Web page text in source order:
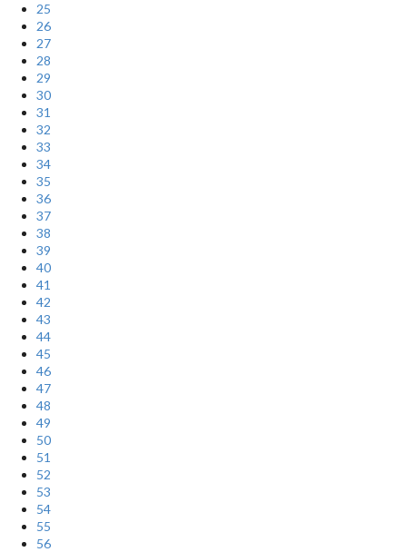
25
26
27
28
29
30
31
32
33
34
35
36
37
38
39
40
41
42
43
44
45
46
47
48
49
50
51
52
53
54
55
56